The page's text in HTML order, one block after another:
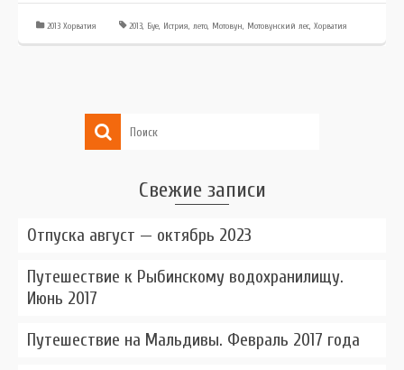
2013 Хорватия 2013, Буе, Истрия, лето, Мотовун, Мотовунский лес, Хорватия
Свежие записи
Отпуска август — октябрь 2023
Путешествие к Рыбинскому водохранилищу.
Июнь 2017
Путешествие на Мальдивы. Февраль 2017 года